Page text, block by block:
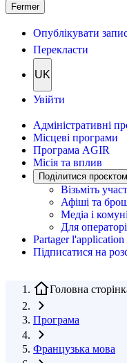
Fermer
Опублікувати
Перекласти
UK
Увійти
Адміністративні
Місцеві програми
Програма AGIR
Місія та вплив
Поділитися проєктом
Візьміть
Афіші та
Медіа і
Для
Partager l'application
Підписатися на
Головна
Програма
Французька мова